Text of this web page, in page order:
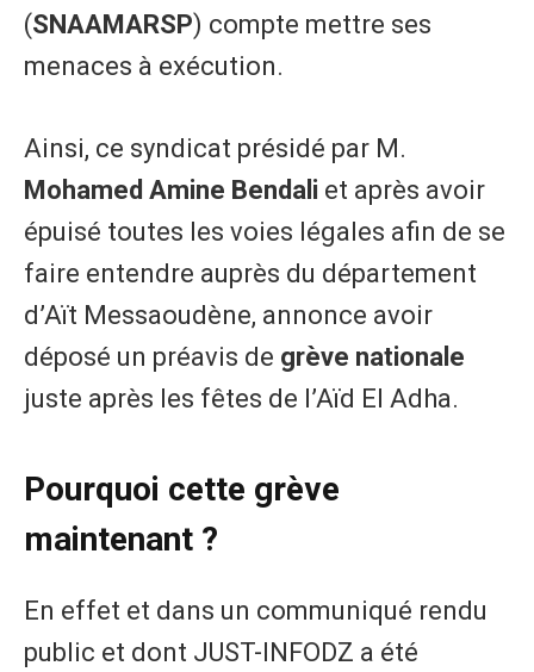
(SNAAMARSP) compte mettre ses
menaces à exécution.
Ainsi, ce syndicat présidé par M.
Mohamed Amine Bendali et après avoir
épuisé toutes les voies légales afin de se
faire entendre auprès du département
d’Aït Messaoudène, annonce avoir
déposé un préavis de grève nationale
juste après les fêtes de l’Aïd El Adha.
Pourquoi cette grève
maintenant ?
En effet et dans un communiqué rendu
public et dont JUST-INFODZ a été